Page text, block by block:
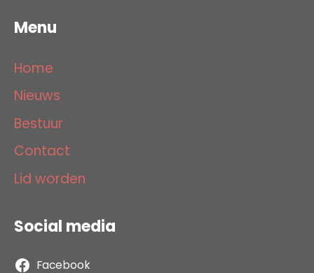
Menu
Home
Nieuws
Bestuur
Contact
Lid worden
Social media
Facebook